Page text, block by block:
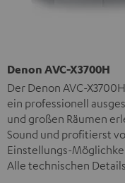
Denon AVC-X3700H
Der Denon AVC-
ein professionell
und großen Räumen
Sound und profitierst
Einstellungs-
Alle technischen